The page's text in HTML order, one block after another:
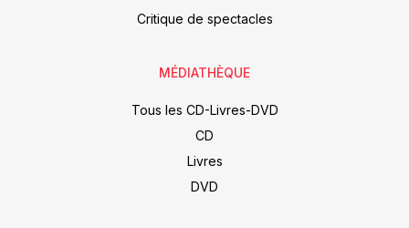
Critique de spectacles
MÉDIATHÈQUE
Tous les CD-Livres-DVD
CD
Livres
DVD